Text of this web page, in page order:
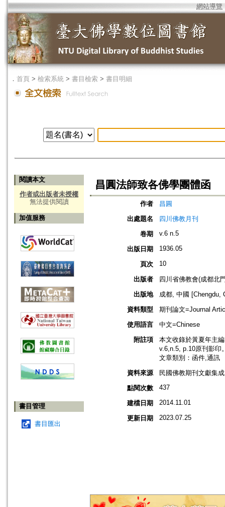
網站導覽
． 首頁 > 檢索系統 > 書目檢索 > 書目明細
閱讀本文
作者或出版者未授權
無法提供閱讀
加值服務
書目管理
書目匯出
昌圓法師致各佛學團體函
作者
昌圓
出處題名
四川佛教月刊
卷期
v.6 n.5
出版日期 1936.05
頁次 10
出版者
四川省佛教會(成都北
出版地
成都, 中國 [Chengdu,
資料類型
期刊論文=Journal
使用語言
中文=Chinese
附註項
本文收錄於黃夏年主
v.6,n.5, p.10原刊影印
文章類別：函件,通訊
資料來源
民國佛教期刊文獻集
點閱次數
437
建檔日期 2014.11.01
更新日期 2023.07.25